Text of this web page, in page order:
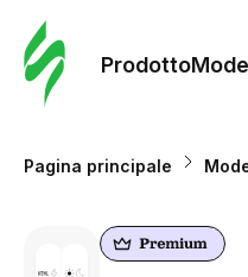
Prodotto
Pagina principale